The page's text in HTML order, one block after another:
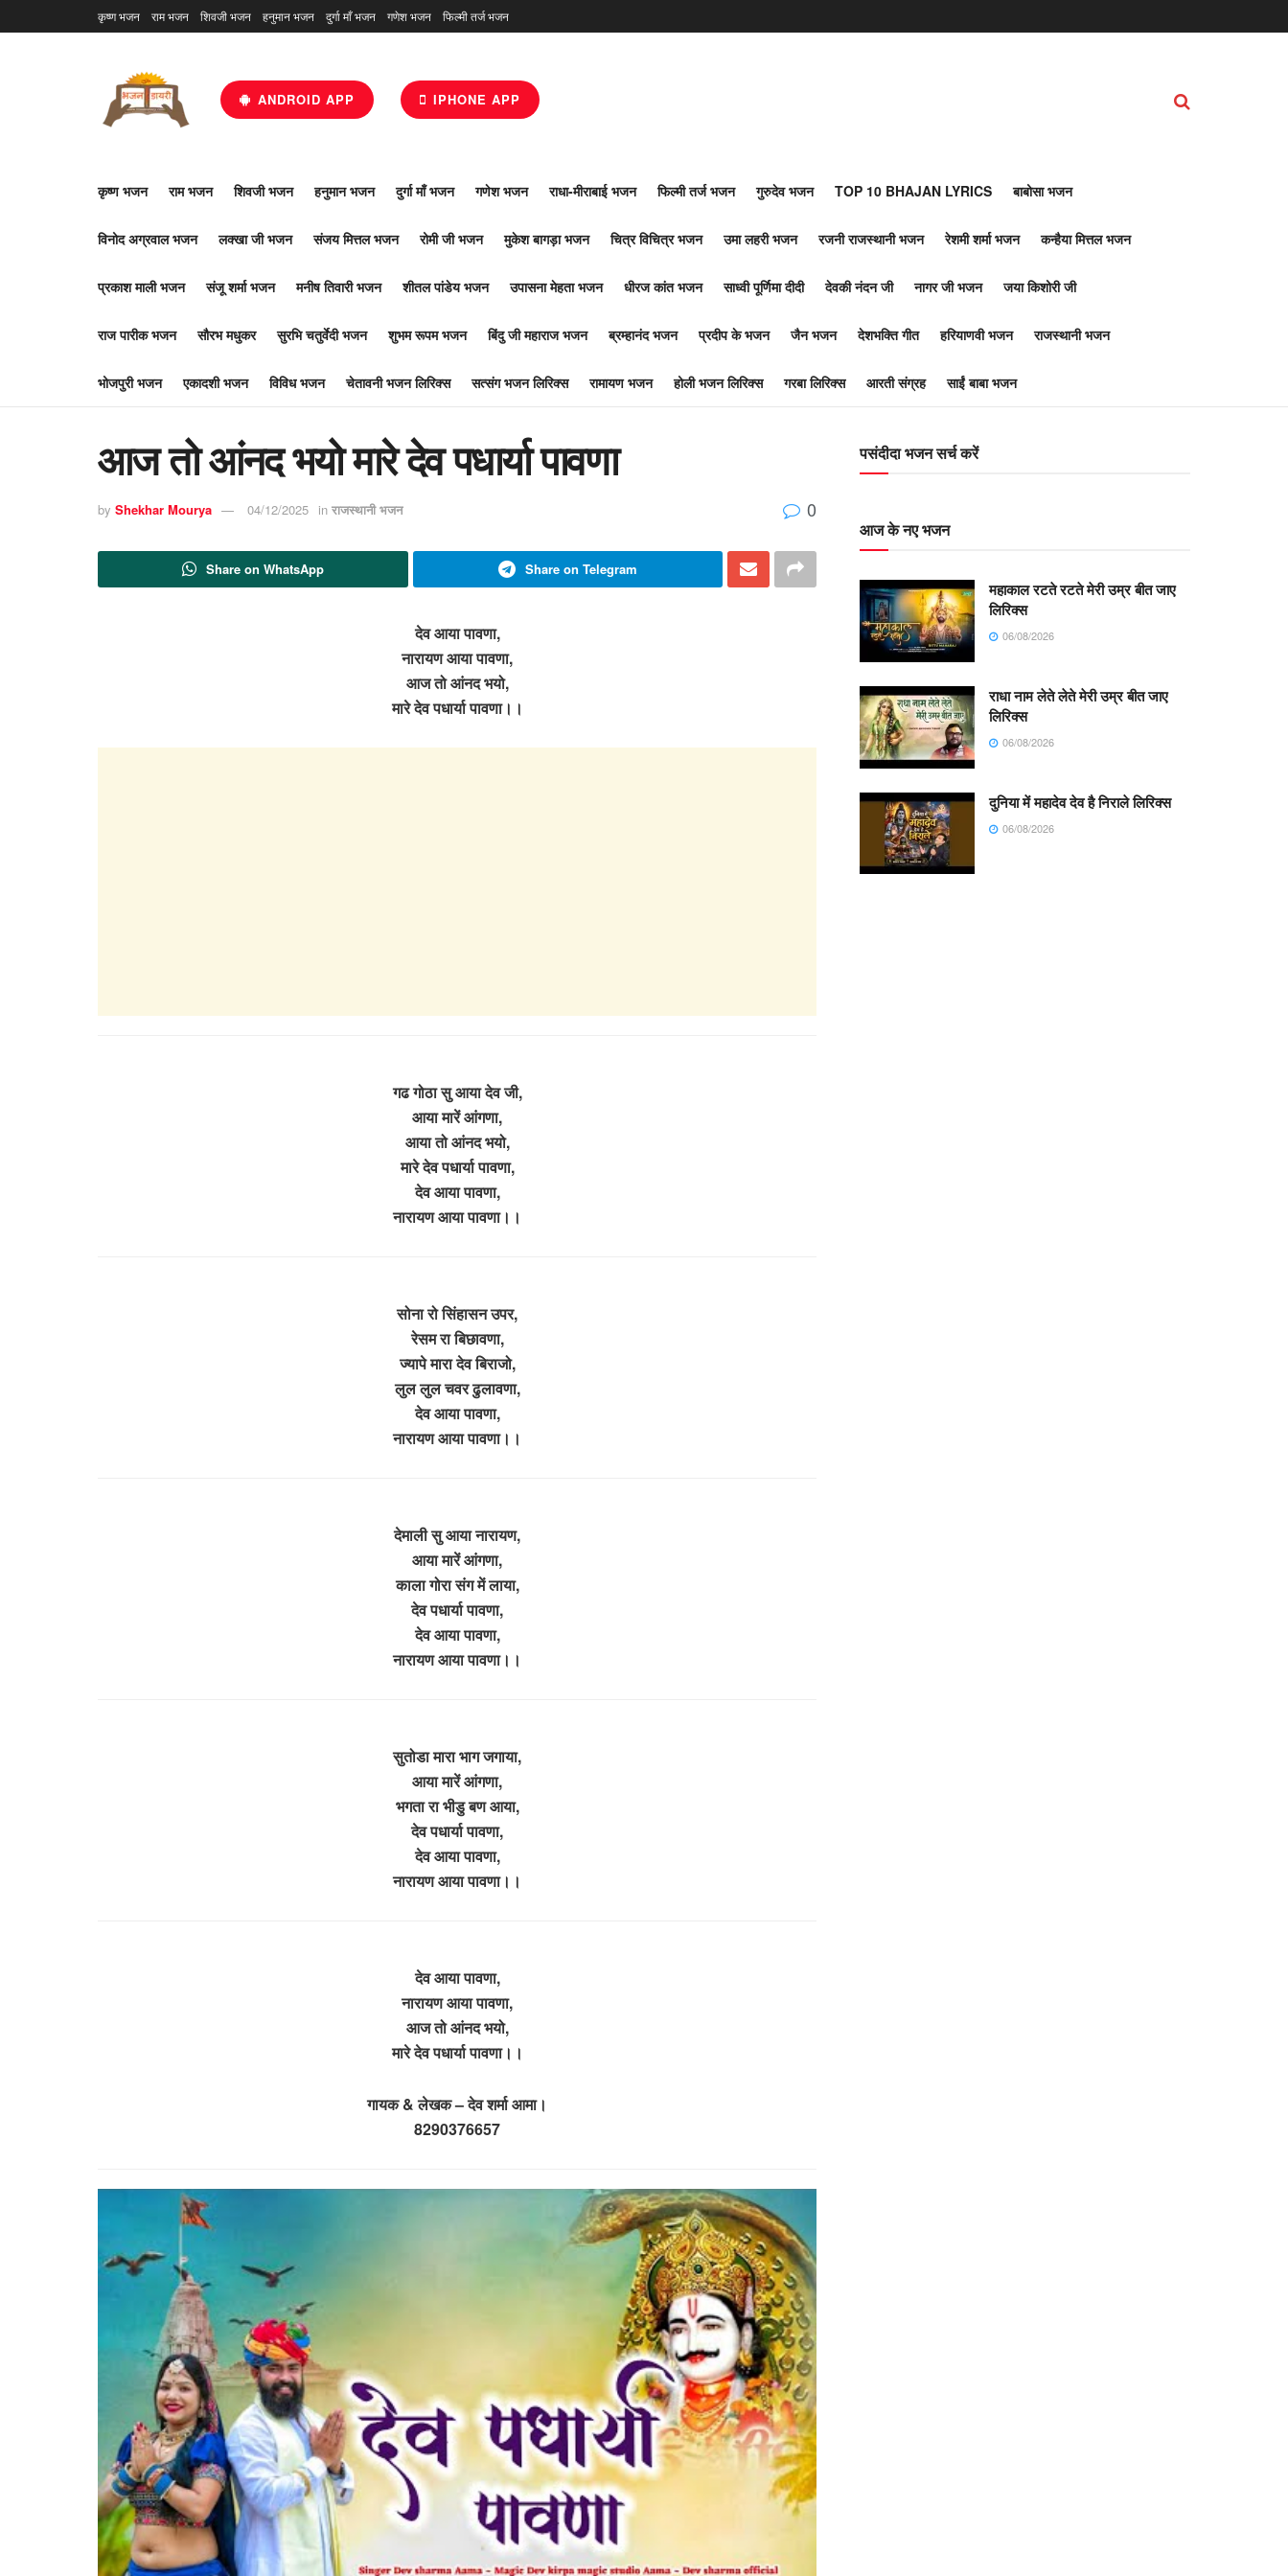
कृष्ण भजन राम भजन शिवजी भजन हनुमान भजन दुर्गा माँ भजन गणेश भजन फिल्मी तर्ज भजन
ANDROID APP IPHONE APP
कृष्ण भजन राम भजन शिवजी भजन हनुमान भजन दुर्गा माँ भजन गणेश भजन राधा-मीराबाई भजन फिल्मी तर्ज भजन गुरुदेव भजन TOP 10 BHAJAN LYRICS बाबोसा भजन
विनोद अग्रवाल भजन लक्खा जी भजन संजय मित्तल भजन रोमी जी भजन मुकेश बागड़ा भजन चित्र विचित्र भजन उमा लहरी भजन रजनी राजस्थानी भजन रेशमी शर्मा भजन कन्हैया मित्तल भजन
प्रकाश माली भजन संजू शर्मा भजन मनीष तिवारी भजन शीतल पांडेय भजन उपासना मेहता भजन धीरज कांत भजन साध्वी पूर्णिमा दीदी देवकी नंदन जी नागर जी भजन जया किशोरी जी
राज पारीक भजन सौरभ मधुकर सुरभि चतुर्वेदी भजन शुभम रूपम भजन बिंदु जी महाराज भजन ब्रम्हानंद भजन प्रदीप के भजन जैन भजन देशभक्ति गीत हरियाणवी भजन राजस्थानी भजन
भोजपुरी भजन एकादशी भजन विविध भजन चेतावनी भजन लिरिक्स सत्संग भजन लिरिक्स रामायण भजन होली भजन लिरिक्स गरबा लिरिक्स आरती संग्रह साईं बाबा भजन
आज तो आंनद भयो मारे देव पधार्या पावणा
by Shekhar Mourya 04/12/2025 in राजस्थानी भजन 0
Share on WhatsApp Share on Telegram
देव आया पावणा,
नारायण आया पावणा,
आज तो आंनद भयो,
मारे देव पधार्या पावणा।।
गढ गोठा सु आया देव जी,
आया मारें आंगणा,
आया तो आंनद भयो,
मारे देव पधार्या पावणा,
देव आया पावणा,
नारायण आया पावणा।।
सोना रो सिंहासन उपर,
रेसम रा बिछावणा,
ज्यापे मारा देव बिराजो,
लुल लुल चवर ढुलावणा,
देव आया पावणा,
नारायण आया पावणा।।
देमाली सु आया नारायण,
आया मारें आंगणा,
काला गोरा संग में लाया,
देव पधार्या पावणा,
देव आया पावणा,
नारायण आया पावणा।।
सुतोडा मारा भाग जगाया,
आया मारें आंगणा,
भगता रा भीडु बण आया,
देव पधार्या पावणा,
देव आया पावणा,
नारायण आया पावणा।।
देव आया पावणा,
नारायण आया पावणा,
आज तो आंनद भयो,
मारे देव पधार्या पावणा।।
गायक & लेखक – देव शर्मा आमा।
8290376657
पसंदीदा भजन सर्च करें
आज के नए भजन
महाकाल रटते रटते मेरी उम्र बीत जाए
लिरिक्स
06/08/2026
राधा नाम लेते लेते मेरी उम्र बीत जाए
लिरिक्स
06/08/2026
दुनिया में महादेव देव है निराले लिरिक्स
06/08/2026